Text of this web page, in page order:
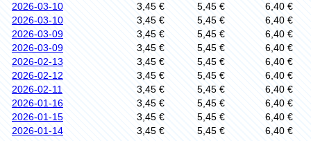
2026-03-10
3,45 € 5,45 €
6,40 €
2026-03-10
3,45 € 5,45 €
6,40 €
2026-03-09
3,45 € 5,45 €
6,40 €
2026-03-09
3,45 € 5,45 €
6,40 €
2026-02-13
3,45 € 5,45 €
6,40 €
2026-02-12
3,45 € 5,45 €
6,40 €
2026-02-11
3,45 € 5,45 €
6,40 €
2026-01-16
3,45 € 5,45 €
6,40 €
2026-01-15
3,45 € 5,45 €
6,40 €
2026-01-14
3,45 € 5,45 €
6,40 €